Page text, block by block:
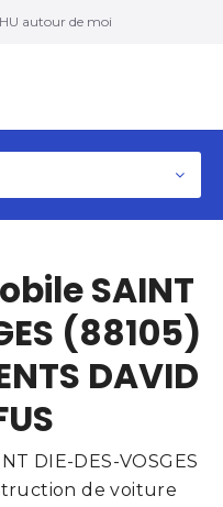
autour de moi
SAINT
(88105)
DAVID
DIE-DES-VOSGES
de voiture